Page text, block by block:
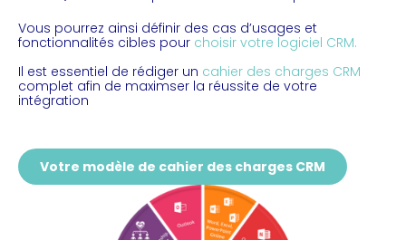
Vous pourrez ainsi définir des cas d’usages et
fonctionnalités cibles pour choisir votre logiciel CRM.
Il est essentiel de rédiger un cahier des charges CRM
complet afin de maximser la réussite de votre
intégration
Votre modèle de cahier des charges CRM